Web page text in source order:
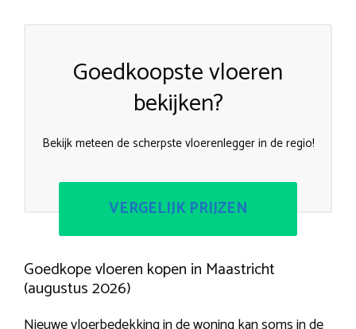
Goedkoopste vloeren
bekijken?
Bekijk meteen de scherpste vloerenlegger in de regio!
VERGELIJK PRIJZEN
Goedkope vloeren kopen in Maastricht
(augustus 2026)